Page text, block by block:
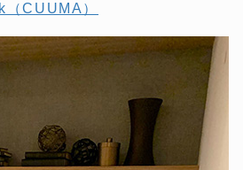
CUUMA）